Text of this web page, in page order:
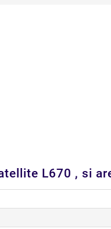
L670 , si